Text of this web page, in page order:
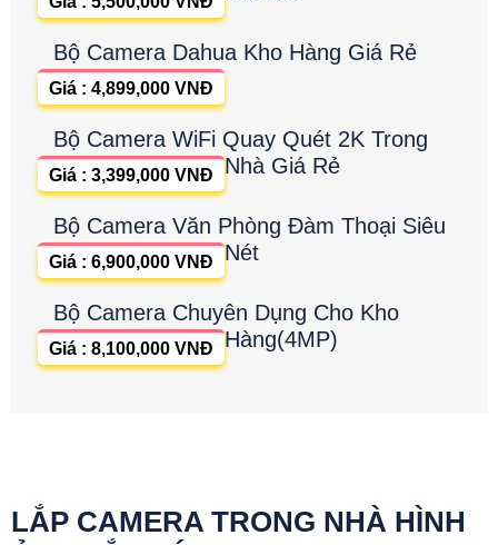
Bộ Camera Dahua Kho Hàng Giá Rẻ
Giá : 4,899,000 VNĐ
Bộ Camera WiFi Quay Quét 2K Trong
Nhà Giá Rẻ
Giá : 3,399,000 VNĐ
Bộ Camera Văn Phòng Đàm Thoại Siêu
Nét
Giá : 6,900,000 VNĐ
Bộ Camera Chuyên Dụng Cho Kho
Hàng(4MP)
Giá : 8,100,000 VNĐ
LẮP CAMERA TRONG NHÀ HÌNH